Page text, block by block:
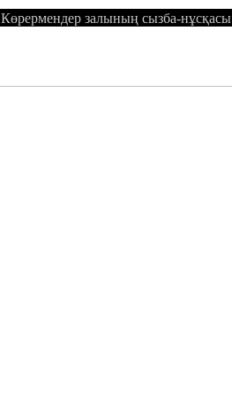
Көрермендер залының сызба-нұсқасы